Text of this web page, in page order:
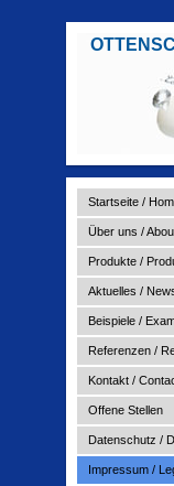
Startseite /
Über uns /
Produkte /
Aktuelles /
Beispiele /
Referenzen /
Kontakt /
Offene Stellen
Datenschutz /
Impressum /